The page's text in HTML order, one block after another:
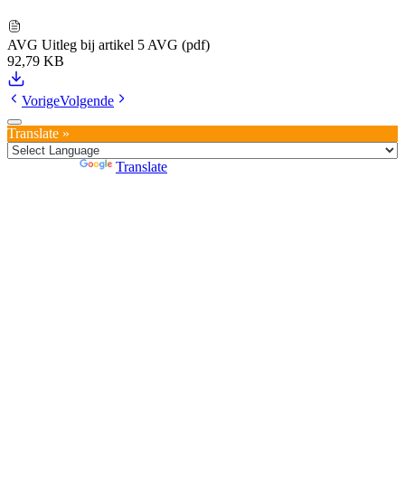
AVG Uitleg bij artikel 5 AVG (pdf)
92,79 KB
VorigeVolgende
Translate »
Translate